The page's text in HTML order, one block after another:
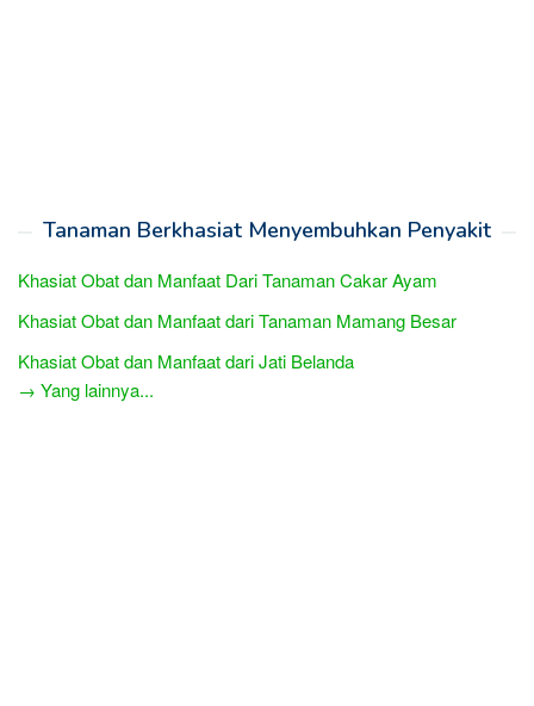
Tanaman Berkhasiat Menyembuhkan Penyakit
Khasiat Obat dan Manfaat Dari Tanaman Cakar Ayam
Khasiat Obat dan Manfaat dari Tanaman Mamang Besar
Khasiat Obat dan Manfaat dari Jati Belanda
→ Yang lainnya...